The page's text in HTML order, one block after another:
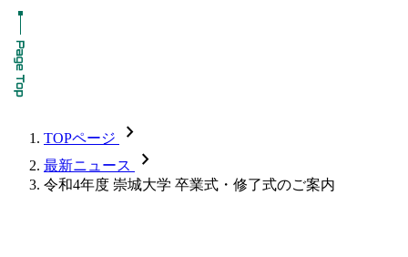
TOPページ chevron_forward
最新ニュース chevron_forward
令和4年度 崇城大学 卒業式・修了式のご案内